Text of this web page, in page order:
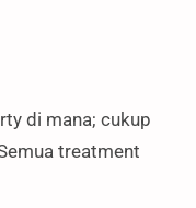
di mana; cukup
treatment